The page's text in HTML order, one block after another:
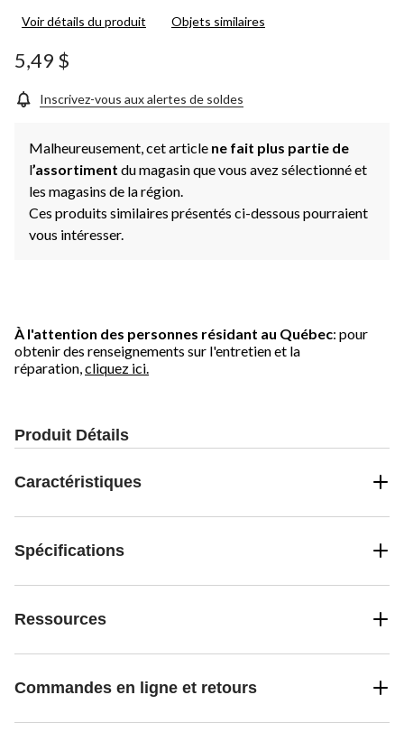
Voir détails du produit Objets similaires
5,49 $
Inscrivez-vous aux alertes de soldes
Malheureusement, cet article ne fait plus partie de
l’assortiment du magasin que vous avez sélectionné et
les magasins de la région.
Ces produits similaires présentés ci-dessous pourraient
vous intéresser.
À l'attention des personnes résidant au Québec: pour
obtenir des renseignements sur l'entretien et la
réparation, cliquez ici.
Produit Détails
Caractéristiques
Spécifications
Ressources
Commandes en ligne et retours